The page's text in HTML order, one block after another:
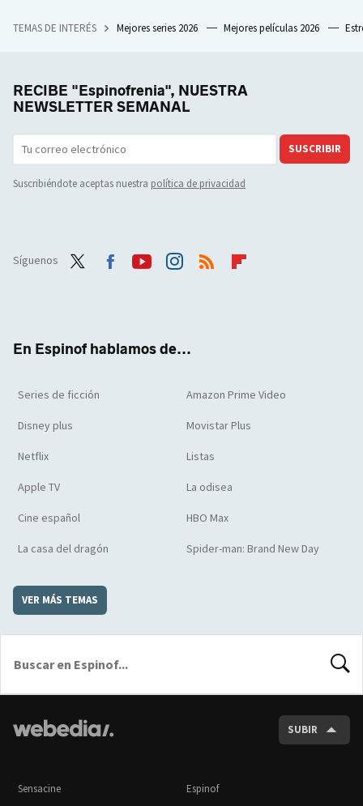
TEMAS DE INTERÉS Mejores series 2026 Mejores películas 2026
RECIBE "Espinofrenia", NUESTRA
NEWSLETTER SEMANAL
SUSCRIBIR
Suscribiéndote aceptas nuestra política de privacidad
Síguenos
En Espinof hablamos de...
Series de ficción Amazon Prime Video
Disney plus Movistar Plus
Netflix Listas
Apple TV La odisea
Cine español HBO Max
La casa del dragón Spider-man: Brand New Day
VER MÁS TEMAS
SUBIR
Sensacine Espinof